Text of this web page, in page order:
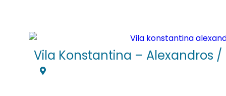
Vila Konstantina – Alexandros /